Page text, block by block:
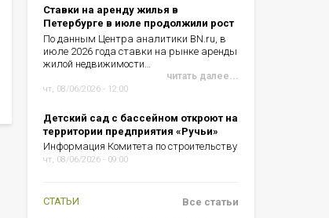
Ставки на аренду жилья в
Петербурге в июле продолжили рост
По данным Центра аналитики BN.ru, в
июле 2026 года ставки на рынке аренды
жилой недвижимости…
читать далее...
чт, 08/06/2026 - 12:00
Детский сад с бассейном откроют на
территории предприятия «Ручьи»
Информация Комитета по строительству
чт, 08/06/2026 - 09:00
СТАТЬИ Все статьи